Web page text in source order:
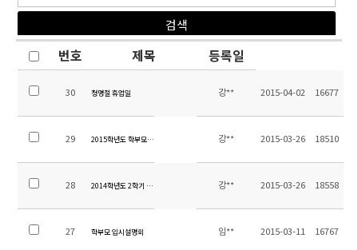
번호 제목 등록일
30 청명절 휴업일 강** 2015-04-02 16677
29 2015학년도 학부모 총회 안내 강** 2015-03-26 18510
28 2014학년도 2학기 학교만족도 조사 결과입니다.
강** 2015-03-26 18558
27 학부모 입시설명회 임** 2015-03-11 16767